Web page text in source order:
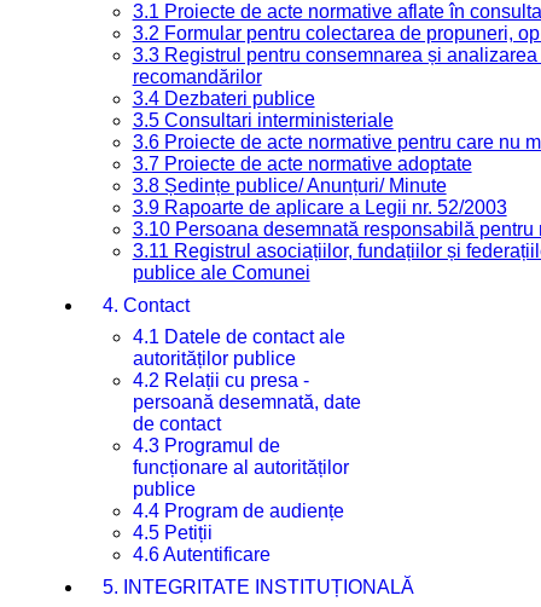
3.1 Proiecte de acte normative aflate în
3.2 Formular pentru colectarea de propuneri,
3.3 Registrul pentru consemnarea și
recomandărilor
3.4 Dezbateri publice
3.5 Consultari interministeriale
3.6 Proiecte de acte normative pentru care nu
3.7 Proiecte de acte normative adoptate
3.8 Ședințe publice/ Anunțuri/ Minute
3.9 Rapoarte de aplicare a Legii nr. 52/2003
3.10 Persoana desemnată responsabilă
3.11 Registrul asociațiilor, fundațiilor și
publice ale Comunei
4. Contact
4.1 Datele de contact ale
autorităților publice
4.2 Relații cu presa -
persoană desemnată, date
de contact
4.3 Programul de
funcționare al autorităților
publice
4.4 Program de audiențe
4.5 Petiții
4.6 Autentificare
5. INTEGRITATE INSTITUȚIONALĂ